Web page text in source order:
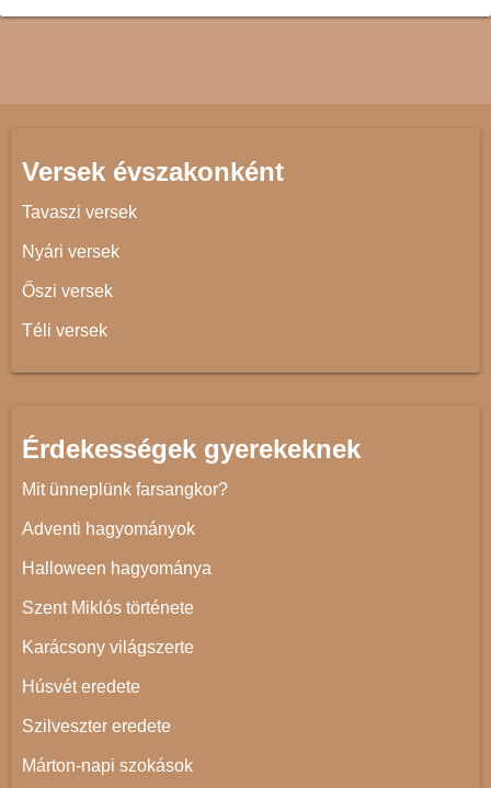
Versek évszakonként
Tavaszi versek
Nyári versek
Őszi versek
Téli versek
Érdekességek gyerekeknek
Mit ünneplünk farsangkor?
Adventi hagyományok
Halloween hagyománya
Szent Miklós története
Karácsony világszerte
Húsvét eredete
Szilveszter eredete
Márton-napi szokások